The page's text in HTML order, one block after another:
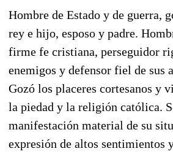
Hombre de Estado y de guerra,
rey e hijo, esposo y padre.
firme fe cristiana, perseguidor
enemigos y defensor fiel de sus
Gozó los placeres cortesanos y
la piedad y la religión católica.
manifestación material de su
expresión de altos sentimientos